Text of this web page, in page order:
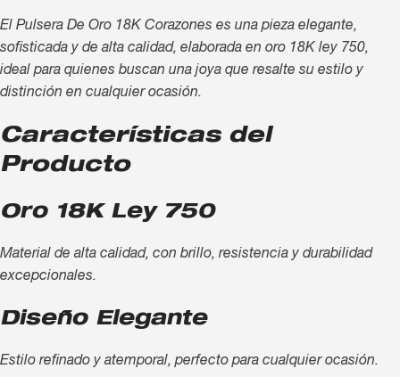
El Pulsera De Oro 18K Corazones es una pieza elegante,
sofisticada y de alta calidad, elaborada en oro 18K ley 750,
ideal para quienes buscan una joya que resalte su estilo y
distinción en cualquier ocasión.
Características del
Producto
Oro 18K Ley 750
Material de alta calidad, con brillo, resistencia y durabilidad
excepcionales.
Diseño Elegante
Estilo refinado y atemporal, perfecto para cualquier ocasión.